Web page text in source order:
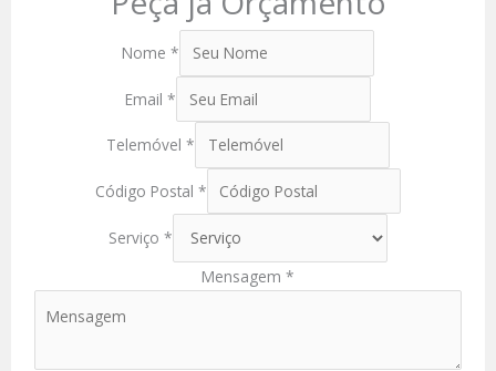
Nome*
Email*
Telemóvel*
Código Postal *
Serviço*
Mensagem *